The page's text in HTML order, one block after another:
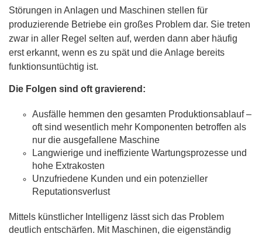
Störungen in Anlagen und Maschinen stellen für
produzierende Betriebe ein großes Problem dar. Sie treten
zwar in aller Regel selten auf, werden dann aber häufig
erst erkannt, wenn es zu spät und die Anlage bereits
funktionsuntüchtig ist.
Die Folgen sind oft gravierend:
Ausfälle hemmen den gesamten Produktionsablauf –
oft sind wesentlich mehr Komponenten betroffen als
nur die ausgefallene Maschine
Langwierige und ineffiziente Wartungsprozesse und
hohe Extrakosten
Unzufriedene Kunden und ein potenzieller
Reputationsverlust
Mittels künstlicher Intelligenz lässt sich das Problem
deutlich entschärfen. Mit Maschinen, die eigenständig